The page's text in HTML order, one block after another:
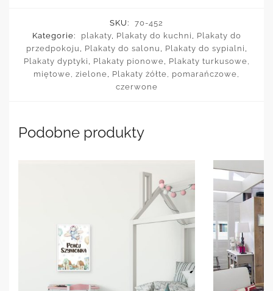
SKU:
70-452
Kategorie:
plakaty, Plakaty do kuchni , Plakaty do
przedpokoju , Plakaty do salonu , Plakaty do sypialni ,
Plakaty dyptyki , Plakaty pionowe, Plakaty turkusowe,
miętowe, zielone, Plakaty żółte, pomarańczowe,
czerwone
Podobne produkty